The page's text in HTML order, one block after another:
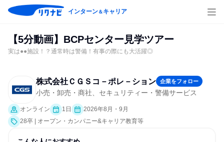
インターン＆キャリア
【5分動画】BCPセンター見学ツアー
実は●●施設！？通常時は警備！有事の際にも大活躍◎
株式会社ＣＧＳコ－ポレ－ション 企業をフォロー
小売・卸売・商社、セキュリティー・警備サービス
オンライン 1日
2026年8月・9月
28卒 | オープン・カンパニー&キャリア教育等